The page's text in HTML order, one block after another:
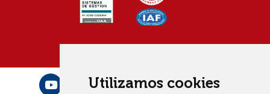
Utilizamos cookies